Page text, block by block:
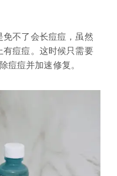
不了会长痘痘，虽然
痘痘。这时候只需要
痘并加速修复。